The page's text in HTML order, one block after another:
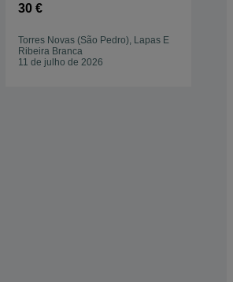
30 €
Torres Novas (São Pedro), Lapas E
Ribeira Branca
11 de julho de 2026